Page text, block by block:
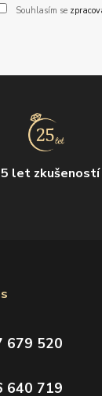
Souhlasím se
let zkušeností
679 520
640 719